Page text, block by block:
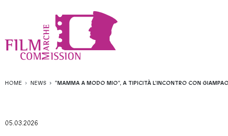
HOME NEWS “MAMMA A MODO MIO”, A TIPICITÀ L’INCONTRO CON
05.03.2026